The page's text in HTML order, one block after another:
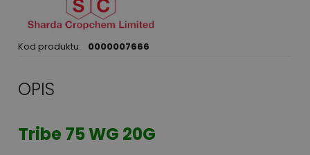
Kod produktu: 0000007666
OPIS
Tribe 75 WG 20G